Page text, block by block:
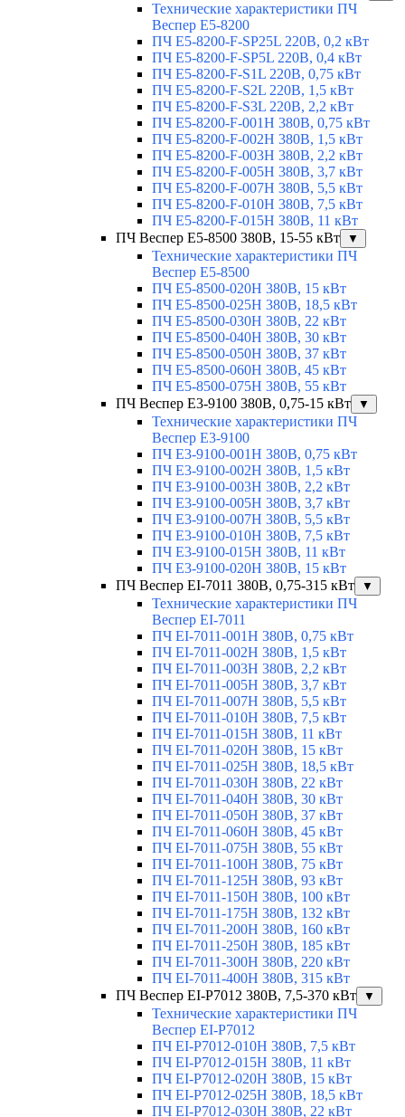
Технические характеристики ПЧ
Веспер E5-8200
ПЧ E5-8200-F-SP25L 220В, 0,2 кВт
ПЧ E5-8200-F-SP5L 220В, 0,4 кВт
ПЧ E5-8200-F-S1L 220В, 0,75 кВт
ПЧ E5-8200-F-S2L 220В, 1,5 кВт
ПЧ E5-8200-F-S3L 220В, 2,2 кВт
ПЧ E5-8200-F-001H 380В, 0,75 кВт
ПЧ E5-8200-F-002H 380В, 1,5 кВт
ПЧ E5-8200-F-003H 380В, 2,2 кВт
ПЧ E5-8200-F-005H 380В, 3,7 кВт
ПЧ E5-8200-F-007H 380В, 5,5 кВт
ПЧ E5-8200-F-010H 380В, 7,5 кВт
ПЧ E5-8200-F-015H 380В, 11 кВт
ПЧ Веспер E5-8500 380В, 15-55 кВт
▼
Технические характеристики ПЧ
Веспер E5-8500
ПЧ E5-8500-020H 380В, 15 кВт
ПЧ E5-8500-025H 380В, 18,5 кВт
ПЧ E5-8500-030H 380В, 22 кВт
ПЧ E5-8500-040H 380В, 30 кВт
ПЧ E5-8500-050H 380В, 37 кВт
ПЧ E5-8500-060H 380В, 45 кВт
ПЧ E5-8500-075H 380В, 55 кВт
ПЧ Веспер E3-9100 380В, 0,75-15 кВт
▼
Технические характеристики ПЧ
Веспер E3-9100
ПЧ E3-9100-001H 380В, 0,75 кВт
ПЧ E3-9100-002H 380В, 1,5 кВт
ПЧ E3-9100-003H 380В, 2,2 кВт
ПЧ E3-9100-005H 380В, 3,7 кВт
ПЧ E3-9100-007H 380В, 5,5 кВт
ПЧ E3-9100-010H 380В, 7,5 кВт
ПЧ E3-9100-015H 380В, 11 кВт
ПЧ E3-9100-020H 380В, 15 кВт
ПЧ Веспер EI-7011 380В, 0,75-315 кВт
▼
Технические характеристики ПЧ
Веспер EI-7011
ПЧ EI-7011-001H 380В, 0,75 кВт
ПЧ EI-7011-002H 380В, 1,5 кВт
ПЧ EI-7011-003H 380В, 2,2 кВт
ПЧ EI-7011-005H 380В, 3,7 кВт
ПЧ EI-7011-007H 380В, 5,5 кВт
ПЧ EI-7011-010H 380В, 7,5 кВт
ПЧ EI-7011-015H 380В, 11 кВт
ПЧ EI-7011-020H 380В, 15 кВт
ПЧ EI-7011-025H 380В, 18,5 кВт
ПЧ EI-7011-030H 380В, 22 кВт
ПЧ EI-7011-040H 380В, 30 кВт
ПЧ EI-7011-050H 380В, 37 кВт
ПЧ EI-7011-060H 380В, 45 кВт
ПЧ EI-7011-075H 380В, 55 кВт
ПЧ EI-7011-100H 380В, 75 кВт
ПЧ EI-7011-125H 380В, 93 кВт
ПЧ EI-7011-150H 380В, 100 кВт
ПЧ EI-7011-175H 380В, 132 кВт
ПЧ EI-7011-200H 380В, 160 кВт
ПЧ EI-7011-250H 380В, 185 кВт
ПЧ EI-7011-300H 380В, 220 кВт
ПЧ EI-7011-400H 380В, 315 кВт
ПЧ Веспер EI-P7012 380В, 7,5-370 кВт
▼
Технические характеристики ПЧ
Веспер EI-P7012
ПЧ EI-Р7012-010H 380В, 7,5 кВт
ПЧ EI-Р7012-015H 380В, 11 кВт
ПЧ EI-Р7012-020H 380В, 15 кВт
ПЧ EI-Р7012-025H 380В, 18,5 кВт
ПЧ EI-Р7012-030H 380В, 22 кВт